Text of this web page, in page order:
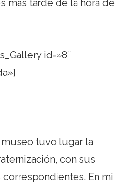
más tarde de la hora de
id=»8″
museo tuvo lugar la
con sus
En mi